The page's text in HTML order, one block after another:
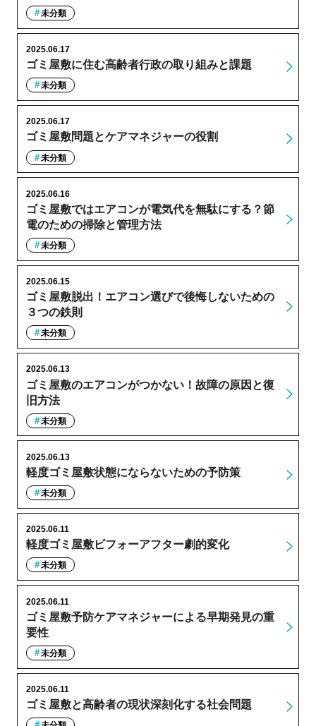
未分類
ゴミ屋敷に住む高齢者行政の取り組みと課題
2025.06.17
未分類
ゴミ屋敷問題とケアマネジャーの役割
2025.06.17
未分類
ゴミ屋敷ではエアコンが電気代を無駄にする？節
電のための掃除と管理方法
2025.06.16
未分類
ゴミ屋敷脱出！エアコン選びで後悔しないための
３つの鉄則
2025.06.15
未分類
ゴミ屋敷のエアコンがつかない！故障の原因と復
旧方法
2025.06.13
未分類
軽度ゴミ屋敷状態にならないための予防策
2025.06.13
未分類
軽度ゴミ屋敷ビフォーアフター劇的変化
2025.06.11
未分類
ゴミ屋敷予防ケアマネジャーによる早期発見の重
要性
2025.06.11
未分類
ゴミ屋敷と高齢者の現状深刻化する社会問題
2025.06.11